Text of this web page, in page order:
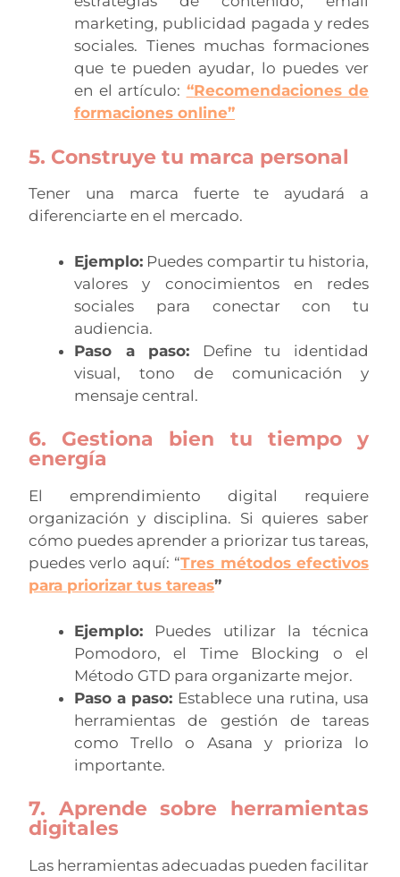
marketing, publicidad pagada y redes
sociales. Tienes muchas formaciones
que te pueden ayudar, lo puedes ver
en el artículo: “Recomendaciones de
formaciones online”
5. Construye tu marca personal
Tener una marca fuerte te ayudará a
diferenciarte en el mercado.
Ejemplo: Puedes compartir tu historia,
valores y conocimientos en redes
sociales para conectar con tu
audiencia.
Paso a paso: Define tu identidad
visual, tono de comunicación y
mensaje central.
6. Gestiona bien tu tiempo y
energía
El emprendimiento digital requiere
organización y disciplina. Si quieres saber
cómo puedes aprender a priorizar tus tareas,
puedes verlo aquí: “Tres métodos efectivos
para priorizar tus tareas”
Ejemplo: Puedes utilizar la técnica
Pomodoro, el Time Blocking o el
Método GTD para organizarte mejor.
Paso a paso: Establece una rutina, usa
herramientas de gestión de tareas
como Trello o Asana y prioriza lo
importante.
7. Aprende sobre herramientas
digitales
Las herramientas adecuadas pueden facilitar